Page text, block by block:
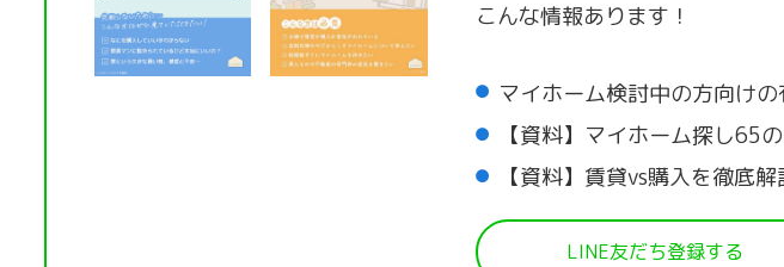
こんな情報あります！
マイホーム検討中の方向け
【資料】マイホーム探し65
【資料】賃貸vs購入を徹底解
LINE友だち登録する